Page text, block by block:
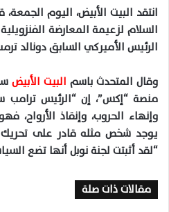
ا
انتقد البيت الأبيض، اليوم الجمعة،
السلام لزعيمة المعارضة
الرئيس الأميركي السابق دونالد
وقال المتحدث باسم البيت الأبيض
منصة “إكس”، إن “الرئيس ترامب
وإنهاء الحروب، وإنقاذ الأرواح،
يوجد شخص مثله قادر على تحريك
“لقد أثبتت لجنة نوبل أنها تضع
مقالات ذات صلة